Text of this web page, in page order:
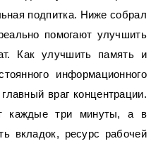
подпитка. Ниже собрал
помогают улучшить
Как улучшить память и
информационного
враг концентрации.
каждые три минуты, а в
вкладок, ресурс рабочей